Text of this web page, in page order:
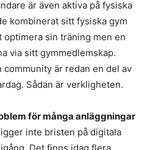
är även aktiva på fysiska
kombinerat sitt fysiska gym
sin träning men en
via sitt gymmedlemskap.
är redan en del av
Sådan är verkligheten.
för många anläggningar
inte bristen på digitala